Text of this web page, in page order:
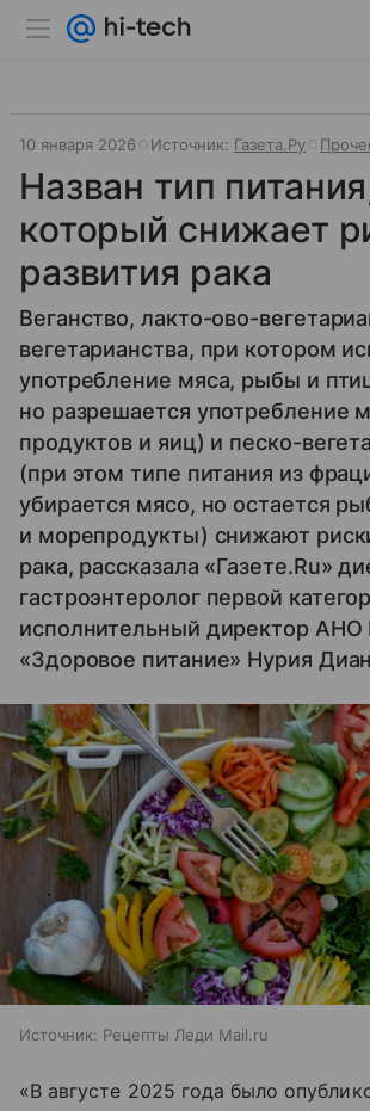
10 января 2026 Источник: Газета.Ру
Назван тип
который снижает
развития рака
Веганство, лакто-ово-
вегетарианства, при котором
употребление мяса, рыбы и
но разрешается употребление
продуктов и яиц) и песко-
(при этом типе питания из
убирается мясо, но остается
и морепродукты) снижают
рака, рассказала «Газете.Ru»
гастроэнтеролог первой
исполнительный директор
«Здоровое питание» Нурия
Источник: Рецепты Леди Mail.ru
«В августе 2025 года было